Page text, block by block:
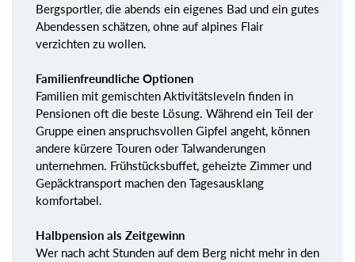
Bergsportler, die abends ein eigenes Bad und ein gutes
Abendessen schätzen, ohne auf alpines Flair
verzichten zu wollen.
Familienfreundliche Optionen
Familien mit gemischten Aktivitätsleveln finden in
Pensionen oft die beste Lösung. Während ein Teil der
Gruppe einen anspruchsvollen Gipfel angeht, können
andere kürzere Touren oder Talwanderungen
unternehmen. Frühstücksbuffet, geheizte Zimmer und
Gepäcktransport machen den Tagesausklang
komfortabel.
Halbpension als Zeitgewinn
Wer nach acht Stunden auf dem Berg nicht mehr in den